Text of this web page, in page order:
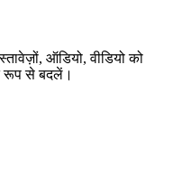
ऑडियो, वीडियो को
रूप से बदलें।